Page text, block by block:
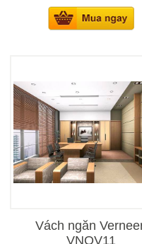
Vách ngăn
VNOV11